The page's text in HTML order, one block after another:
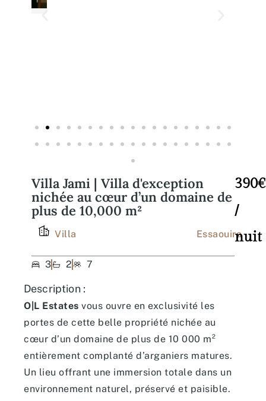
Villa Jami | Villa d'exception
nichée au cœur d’un domaine de
plus de 10,000 m²
Villa Essaouira
390€
/
nuit
3 2 7
Description :
O|L Estates vous ouvre en exclusivité les
portes de cette belle propriété nichée au
cœur d’un domaine de plus de 10 000 m²
entièrement complanté d’arganiers matures.
Un lieu offrant une immersion totale dans un
environnement naturel, préservé et paisible.